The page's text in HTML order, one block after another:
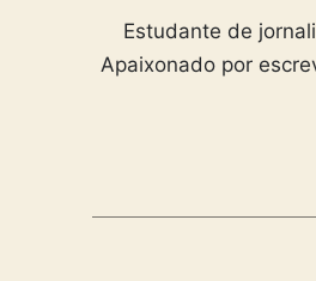
Estudante de
Apaixonado por